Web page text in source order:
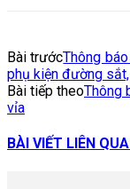
Bài trướcThông
phụ kiện đường
Bài tiếp theoThông
vỉa
BÀI VIẾT LIÊN